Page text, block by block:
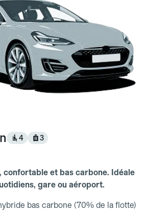
4 3
confortable et bas carbone. Idéale
gare ou aéroport.
bas carbone (70% de la flotte)